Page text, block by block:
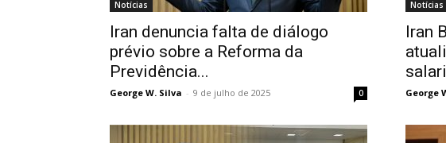
Notícias
Iran denuncia falta de diálogo
prévio sobre a Reforma da
Previdência...
George W. Silva - 9 de julho de 2025 0
Notícias
Iran
George